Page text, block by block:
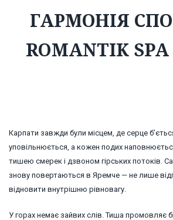
ГАРМОНІЯ
ROMANTIK
Карпати завжди були місцем, де серце
уповільнюється, а кожен подих
тишею смерек і дзвоном гірських потоків.
знову повертаються в Яремче — не лише
відновити внутрішню рівновагу.
У горах немає зайвих слів. Тиша промовляє